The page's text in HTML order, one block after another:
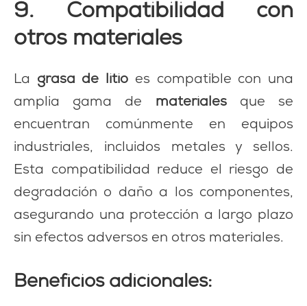
9. Compatibilidad con
otros materiales
La grasa de litio es compatible con una
amplia gama de materialesque se
encuentran comúnmente en equipos
industriales, incluidos metales y sellos.
Esta compatibilidad reduce el riesgo de
degradación o daño a los componentes,
asegurando una protección a largo plazo
sin efectos adversos en otros materiales.
Beneficios adicionales: